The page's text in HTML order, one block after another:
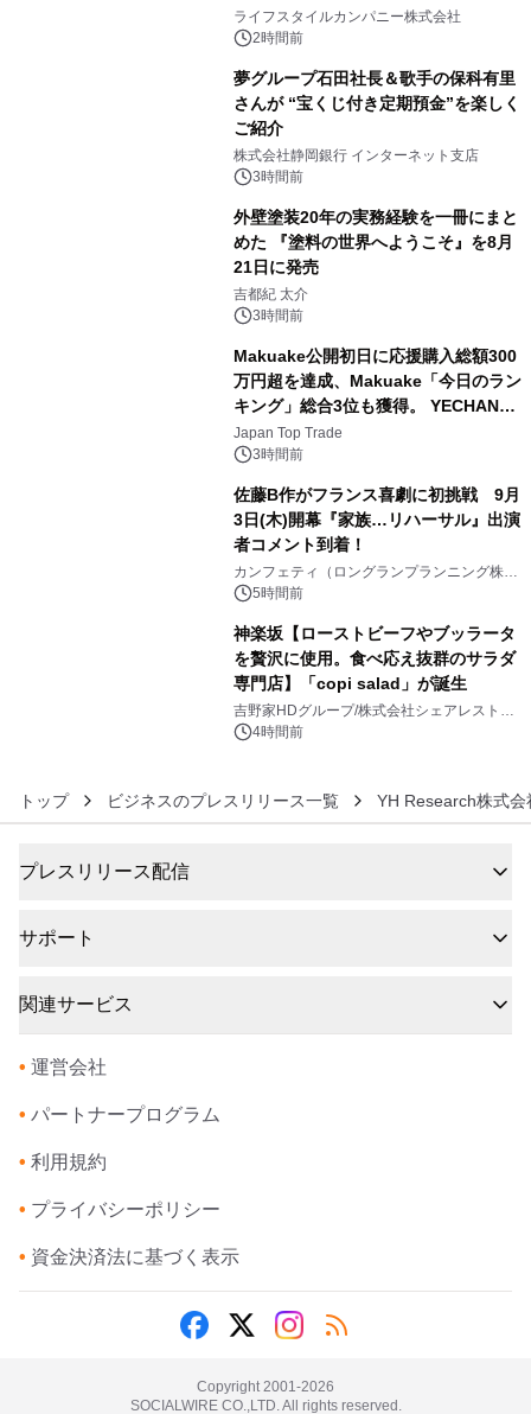
い、ポップでキュートなコレクショ
ン。
ライフスタイルカンパニー株式会社
2時間前
夢グループ石田社長＆歌手の保科有里
さんが “宝くじ付き定期預金”を楽しく
ご紹介
株式会社静岡銀行 インターネット支店
3時間前
外壁塗装20年の実務経験を一冊にまと
めた 『塗料の世界へようこそ』を8月
21日に発売
吉都紀 太介
3時間前
Makuake公開初日に応援購入総額300
万円超を達成、Makuake「今日のラン
キング」総合3位も獲得。 YECHAN音
浴シンギングボウル第2弾の大型サイ
ズ（XL・2XL・3XL）を先行販売中
Japan Top Trade
3時間前
佐藤B作がフランス喜劇に初挑戦 9月
3日(木)開幕『家族…リハーサル』出演
者コメント到着！
カンフェティ（ロングランプランニング株式
会社）
5時間前
神楽坂【ローストビーフやブッラータ
を贅沢に使用。食べ応え抜群のサラダ
専門店】「copi salad」が誕生
吉野家HDグループ/株式会社シェアレストラ
ン 4時間前
トップ ビジネスのプレスリリース一覧 YH Research株式会
プレスリリース配信
サポート
関連サービス
• 運営会社
• パートナープログラム
• 利用規約
• プライバシーポリシー
• 資金決済法に基づく表示
Copyright 2001-2026
SOCIALWIRE CO.,LTD. All rights reserved.